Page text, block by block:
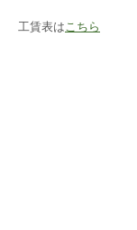
工賃表はこちら